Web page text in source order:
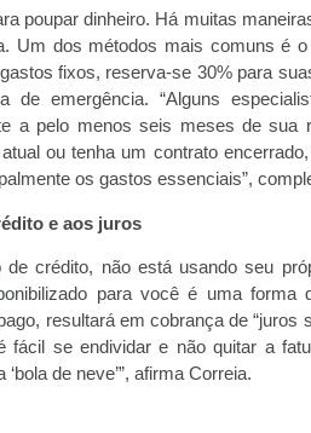
poupar dinheiro. Há muitas
Um dos métodos mais comuns é o
fixos, reserva-se 30% para
de emergência. “Alguns
a pelo menos seis meses de sua
ou tenha um contrato
os gastos essenciais”,
e aos juros
crédito, não está usando seu
para você é uma
resultará em cobrança de “juros
fácil se endividar e não quitar a
de neve’”, afirma Correia.